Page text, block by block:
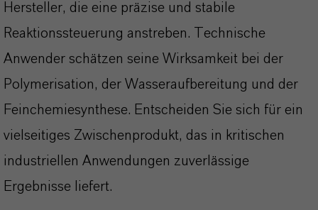
Hersteller, die eine präzise und stabile
Reaktionssteuerung anstreben. Technische
Anwender schätzen seine Wirksamkeit bei der
Polymerisation, der Wasseraufbereitung und der
Feinchemiesynthese. Entscheiden Sie sich für ein
vielseitiges Zwischenprodukt, das in kritischen
industriellen Anwendungen zuverlässige
Ergebnisse liefert.